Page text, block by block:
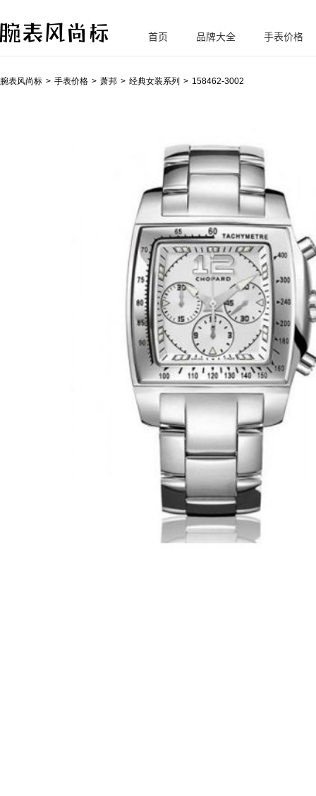
腕
首页 品牌大全 手表价格
腕表风尚标 手表价格 萧邦 经典女装系列 158462-3002